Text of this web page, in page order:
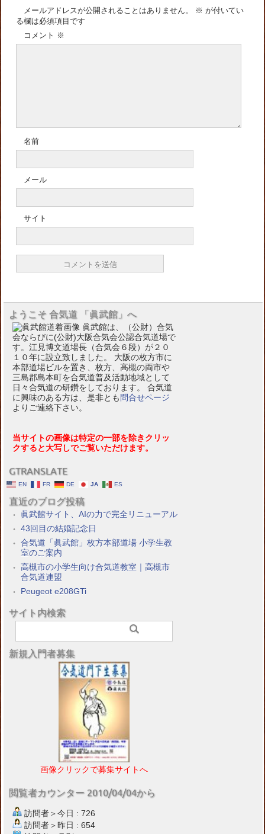
メールアドレスが公開されることはありません。 ※ が付いてい
る欄は必須項目です
コメント ※
名前
メール
サイト
ようこそ 合気道 「眞武館」へ
眞武館は、（公財）合気
会ならびに(公財)大阪合気会公認合気道場で
す。江見博文道場長（合気会６段）が２０
１０年に設立致しました。 大阪の枚方市に
本部道場ビルを置き、枚方、高槻の両市や
三島郡島本町を合気道普及活動地域として
日々合気道の研鑽をしております。 合気道
に興味のある方は、是非とも 問合せページ
よりご連絡下さい。
当サイトの画像は特定の一部を除きクリッ
クすると大写しでご覧いただけます。
GTRANSLATE
EN FR DE JA ES
直近のブログ投稿
眞武館サイト、AIの力で完全リニューアル
43回目の結婚記念日
合気道「眞武館」枚方本部道場 小学生教
室のご案内
高槻市の小学生向け合気道教室｜高槻市
合気道連盟
Peugeot e208GTi
サイト内検索
新規入門者募集
画像クリックで募集サイトへ
閲覧者カウンター 2010/04/04から
訪問者＞今日 : 726
訪問者＞昨日 : 654